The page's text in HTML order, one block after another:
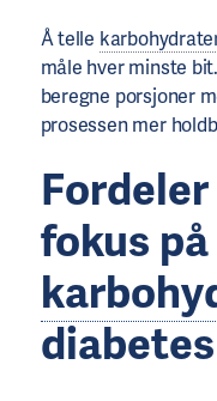
Å telle
måle hver minste
beregne porsjoner
prosessen mer
fokus på